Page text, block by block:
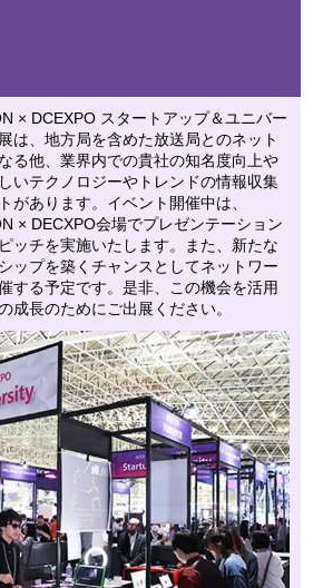
× DCEXPO スタートアップ＆ユニバー
は、地方局を含めた放送局とのネット
る他、業界内での貴社の知名度向上や
いテクノロジーやトレンドの情報収集
があります。イベント開催中は、
× DECXPO会場でプレゼンテーション
ッチを実施いたします。また、新たな
ップを築くチャンスとしてネットワー
する予定です。是非、この機会を活用
成長のためにご出展ください。